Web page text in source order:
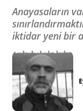
Anayasaların
iktidar yeni bir